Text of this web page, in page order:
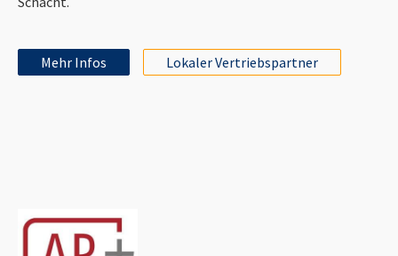
Mehr Infos Lokaler Vertriebspartner